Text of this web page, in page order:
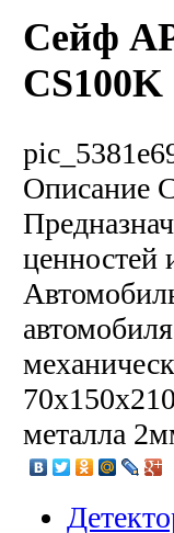
Сейф
CS100K
Описание
ценностей
металла